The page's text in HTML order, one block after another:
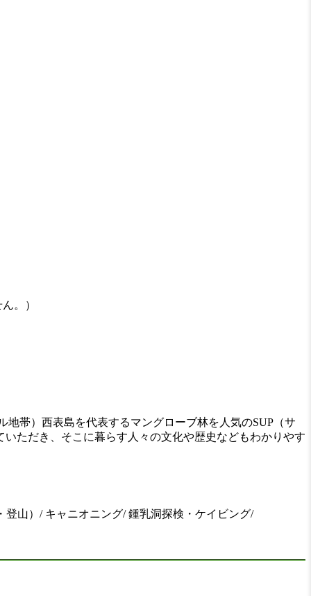
。）
帯）西表島を代表するマングローブ林を人気のSUP（サ
ただき、そこに暮らす人々の文化や歴史などもわかりやす
山）/ キャニオニング/ 鍾乳洞探検・ケイビング/